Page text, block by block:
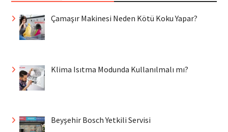
Çamaşır Makinesi Neden Kötü Koku Yapar?
Klima Isıtma Modunda Kullanılmalı mı?
Beyşehir Bosch Yetkili Servisi